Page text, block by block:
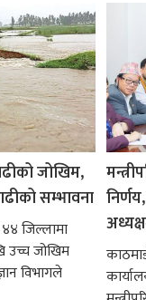
जोखिम,
सम्भावना
जिल्लामा
उच्च जोखिम
विभागले